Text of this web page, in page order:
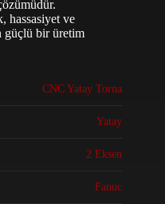
ve
güçlü bir üretim
CNC Yatay Torna
Yatay
2 Eksen
Fanuc